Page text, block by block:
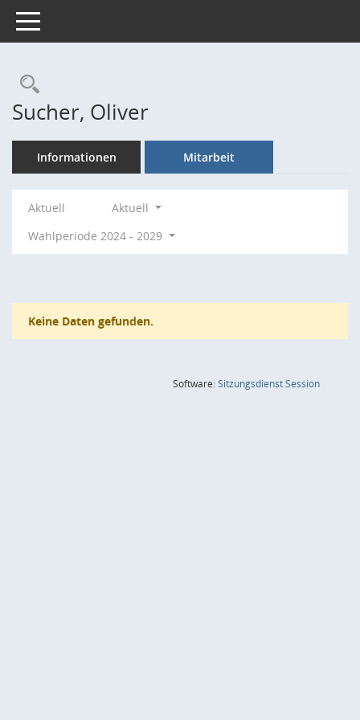
Toggle navigation
Rechercheauswahl
Sucher, Oliver
Informationen Mitarbeit
Aktuell
Aktuell
Wahlperiode 2024 - 2029
Keine Daten gefunden.
Software:SitzungsdienstSession(Wird in